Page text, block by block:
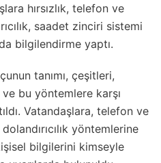
hırsızlık, telefon ve
saadet zinciri sistemi
bilgilendirme yaptı.
tanımı, çeşitleri,
ve bu yöntemlere karşı
Vatandaşlara, telefon ve
yöntemlerine
bilgilerini kimseyle